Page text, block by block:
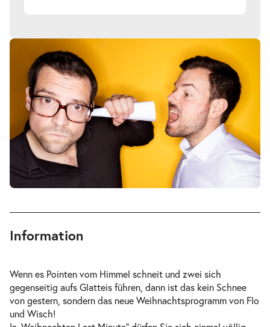
Information
Wenn es Pointen vom Himmel schneit und zwei sich
gegenseitig aufs Glatteis führen, dann ist das kein Schnee
von gestern, sondern das neue Weihnachtsprogramm von Flo
und Wisch!